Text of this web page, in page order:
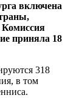
включена
Комиссия
приняла 18
318
в том